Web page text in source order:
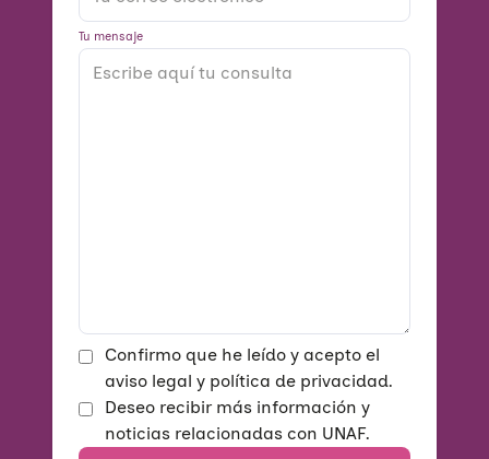
Tu mensaje
Confirmo que he leído y acepto el
aviso legal y política de privacidad.
Deseo recibir más información y
noticias relacionadas con UNAF.